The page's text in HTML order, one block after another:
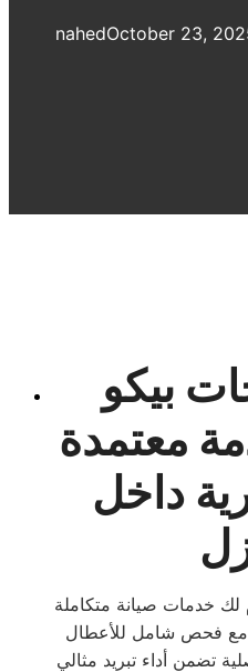
nahedOctober 23,
بيكو
معتمدة
داخل
لك خدمات صيانة متكاملة
مع فحص شامل للأعطال
تضمن أداء تبريد مثالي